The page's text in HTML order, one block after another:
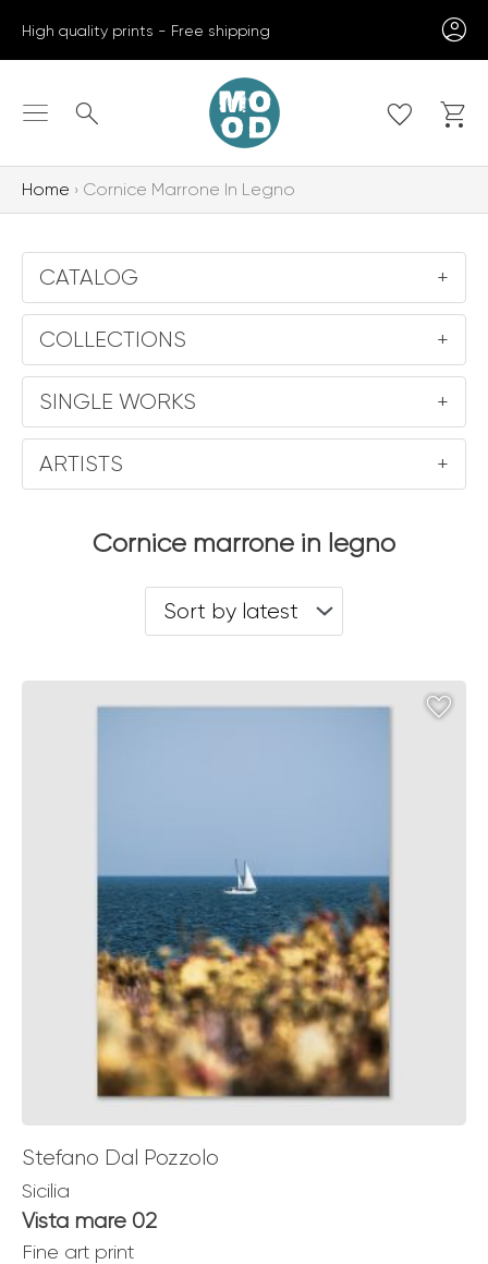
High quality prints - Free shipping
Search
Home Cornice Marrone In Legno
CATALOG +
COLLECTIONS +
SINGLE WORKS +
ARTISTS +
Cornice marrone in legno
Sort by latest
Stefano Dal Pozzolo
Sicilia
Vista mare 02
Fine art print